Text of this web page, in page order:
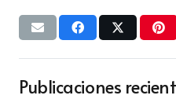
Publicaciones